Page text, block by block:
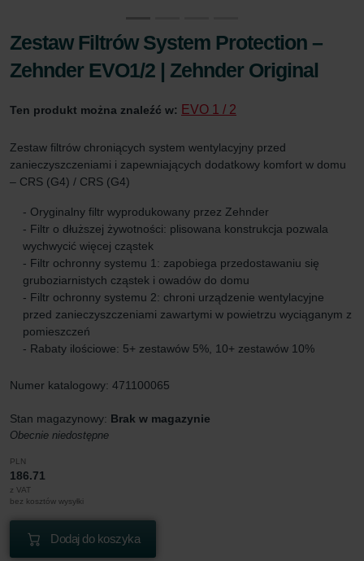
Zestaw Filtrów System Protection –
Zehnder EVO1/2 | Zehnder Original
Ten produkt można znaleźć w: EVO 1 / 2
Zestaw filtrów chroniących system wentylacyjny przed
zanieczyszczeniami i zapewniających dodatkowy komfort w domu
– CRS (G4) / CRS (G4)
- Oryginalny filtr wyprodukowany przez Zehnder
- Filtr o dłuższej żywotności: plisowana konstrukcja pozwala
wychwycić więcej cząstek
- Filtr ochronny systemu 1: zapobiega przedostawaniu się
gruboziarnistych cząstek i owadów do domu
- Filtr ochronny systemu 2: chroni urządzenie wentylacyjne
przed zanieczyszczeniami zawartymi w powietrzu wyciąganym z
pomieszczeń
- Rabaty ilościowe: 5+ zestawów 5%, 10+ zestawów 10%
Numer katalogowy: 471100065
Stan magazynowy: Brak w magazynie
Obecnie niedostępne
PLN
186.71
z VAT
bez kosztów wysyłki
Dodaj do koszyka